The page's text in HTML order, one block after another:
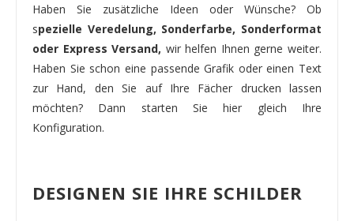
Haben Sie zusätzliche Ideen oder Wünsche? Ob
spezielle Veredelung, Sonderfarbe, Sonderformat
oder Express Versand, wir helfen Ihnen gerne weiter.
Haben Sie schon eine passende Grafik oder einen Text
zur Hand, den Sie auf Ihre Fächer drucken lassen
möchten? Dann starten Sie hier gleich Ihre
Konfiguration.
DESIGNEN SIE IHRE SCHILDER